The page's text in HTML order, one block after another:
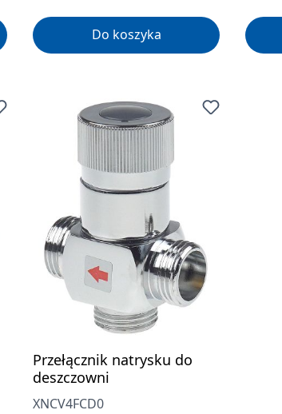
Do koszyka
Przełącznik natrysku do
deszczowni
XNCV4FCD0